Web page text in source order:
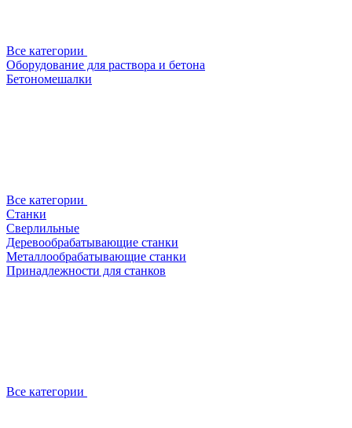
Все категории
Оборудование для раствора и бетона
Бетономешалки
Все категории
Станки
Сверлильные
Деревообрабатывающие станки
Металлообрабатывающие станки
Принадлежности для станков
Все категории